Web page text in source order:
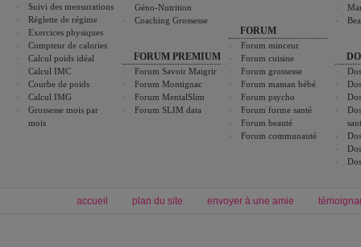
Suivi des mensurations
Réglette de régime
Exercices physiques
Compteur de calories
Calcul poids idéal
Calcul IMC
Courbe de poids
Calcul IMG
Grossesse mois par
mois
Géno-Nutrition
Coaching Grossesse
FORUM PREMIUM
Forum Savoir Maigrir
Forum Montignac
Forum MentalSlim
Forum SLIM data
FORUM
Forum minceur
Forum cuisine
Forum grossesse
Forum maman bébé
Forum psycho
Forum forme santé
Forum beauté
Forum communauté
accueil plan du site envoyer à une amie